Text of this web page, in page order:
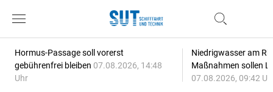
Hormus-Passage soll vorerst
gebührenfrei bleiben 07.08.2026, 14:48
Uhr
Niedrigwasser am
Maßnahmen sollen
07.08.2026, 09:42